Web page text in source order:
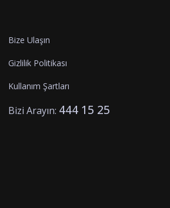
Bize Ulaşın
Gizlilik Politikası
Kullanım Şartları
Bizi Arayın: 444 15 25